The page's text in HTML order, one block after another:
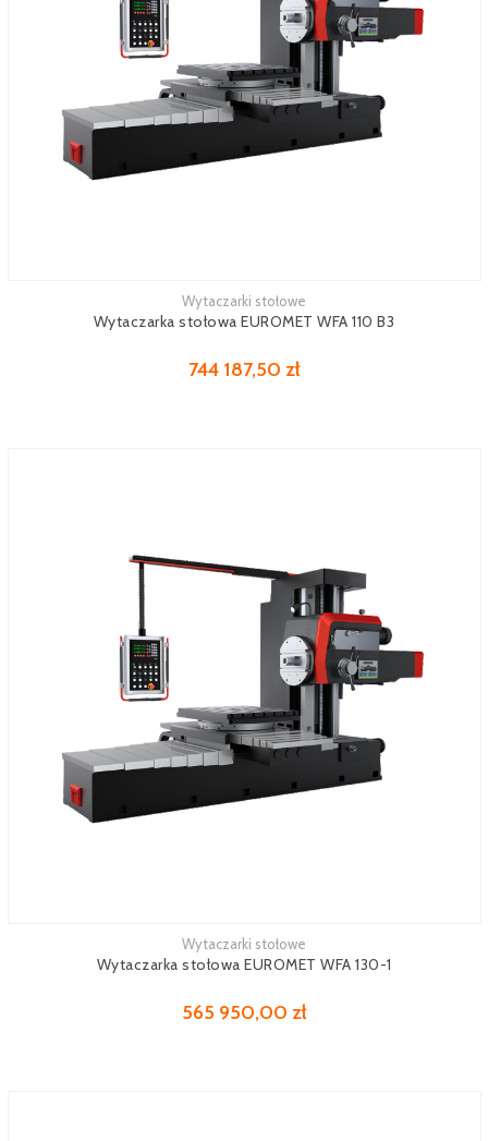
Wytaczarki stołowe
Wytaczarka stołowa EUROMET WFA 110 B3
744 187,50 zł
Wytaczarki stołowe
Wytaczarka stołowa EUROMET WFA 130-1
565 950,00 zł